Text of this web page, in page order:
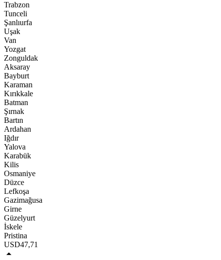
Trabzon
Tunceli
Şanlıurfa
Uşak
Van
Yozgat
Zonguldak
Aksaray
Bayburt
Karaman
Kırıkkale
Batman
Şırnak
Bartın
Ardahan
Iğdır
Yalova
Karabük
Kilis
Osmaniye
Düzce
Lefkoşa
Gazimağusa
Girne
Güzelyurt
İskele
Pristina
USD47,71